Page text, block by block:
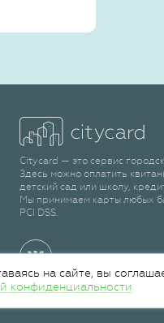
Citycard — это сервис
Здесь можно оплатить
детский сад или школу,
Мы принимаем карты любых
PCI DSS.
на сайте, вы
конфиденциальности